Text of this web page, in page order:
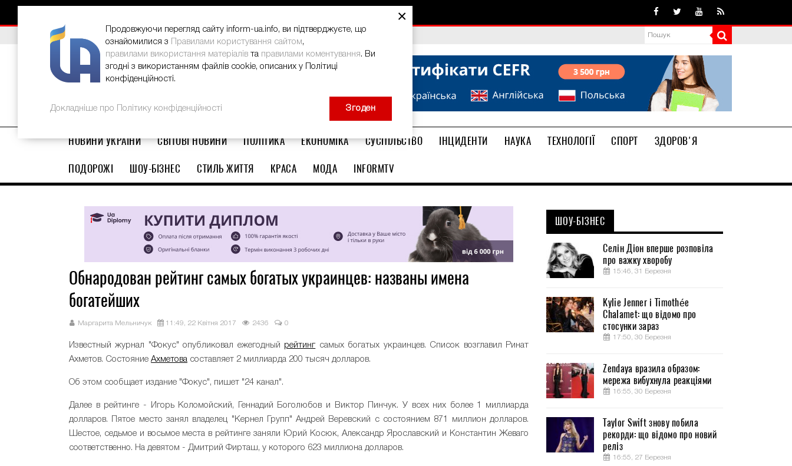
ВИБІР РЕДАКЦІЇ В Україні стартував ювілейний Global Teacher Prize-2026
НОВИНИ УКРАЇНИ СВІТОВІ НОВИНИ ПОЛІТИКА ЕКОНОМІКА СУСПІЛЬСТВО ІНЦИДЕНТИ НАУКА ТЕХНОЛОГІЇ СПОРТ
ЗДОРОВ'Я
ПОДОРОЖІ
ШОУ-БІЗНЕС СТИЛЬ ЖИТТЯ КРАСА МОДА INFORMTV
Обнародован рейтинг самых богатых украинцев: названы имена
богатейших
Маргарита Мельничук 11:49, 22 Квітня 2017 2436 0
Известный журнал "Фокус" опубликовал ежегодный рейтингсамых богатых украинцев. Список возглавил Ринат
Ахметов. Состояние Ахметова составляет 2 миллиарда 200 тысяч долларов.
Об этом сообщает издание "Фокус", пишет "24 канал".
Далее в рейтинге - Игорь Коломойский, Геннадий Боголюбов и Виктор Пинчук. У всех них более 1 миллиарда
долларов. Пятое место занял владелец "Кернел Групп" Андрей Веревский с состоянием 871 миллион долларов.
Шестое, седьмое и восьмое места в рейтинге заняли Юрий Косюк, Александр Ярославский и Константин Жеваго
соответственно. На девятом - Дмитрий Фирташ, у которого 623 миллиона долларов.
ШОУ-БІЗНЕС
Селін Діон вперше розповіла
про важку хворобу
15:46, 31 Березня
Kylie Jenner і Timothée
Chalamet: що відомо про
стосунки зараз
17:50, 30 Березня
Zendaya вразила образом:
мережа вибухнула реакціями
16:55, 30 Березня
Taylor Swift знову побила
рекорди: що відомо про новий
реліз
16:55, 27 Березня
×
Продовжуючи перегляд сайту inform-ua.info, ви підтверджуєте, що
ознайомилися з
Правилами користування сайтом,
правилами використання матеріалів та правилами коментування. Ви
згодні з використанням файлів cookie, описаних у Політиці
конфіденційності.
Докладніше про Політику конфіденційності Згоден